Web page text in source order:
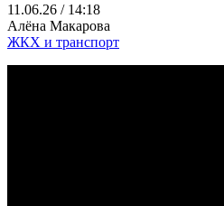
11.06.26 / 14:18
Алёна Макарова
ЖКХ и транспорт